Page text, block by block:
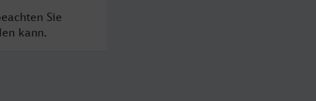
Sie
kann.